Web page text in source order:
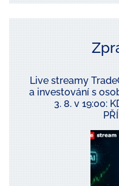
Live streamy
a investování s
3. 8. v 19:00: